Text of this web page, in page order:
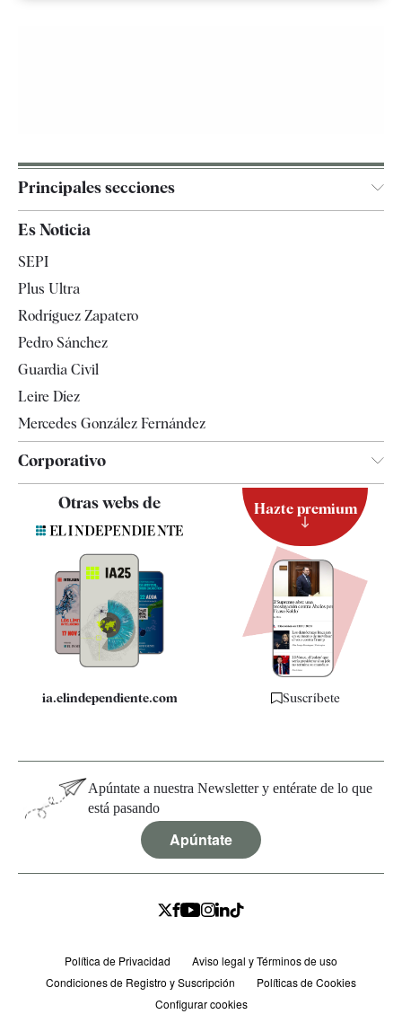
Principales secciones
España
Televisión
Es Noticia
SEPI
Plus Ultra
Rodríguez Zapatero
Pedro Sánchez
Guardia Civil
Leire Díez
Mercedes González Fernández
Corporativo
Contacto
Quiénes somos
Especificaciones
Otras webs de
ia.elindependiente.com
Hazte premium
Suscríbete
Apúntate a nuestra Newsletter y entérate de lo que
está pasando
Apúntate
Política de Privacidad
Aviso legal y Términos de uso
Condiciones de Registro y Suscripción
Políticas de Cookies
Configurar cookies